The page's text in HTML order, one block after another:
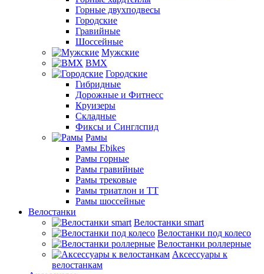
Горные двухподвесы
Городские
Гравийные
Шоссейные
Мужские
BMX
Городские
Гибридные
Дорожные и Фитнесс
Круизеры
Складные
Фиксы и Синглспид
Рамы
Рамы Ebikes
Рамы горные
Рамы гравийные
Рамы трековые
Рамы триатлон и ТТ
Рамы шоссейные
Велостанки
Велостанки smart
Велостанки под колесо
Велостанки роллерные
Аксессуары к
велостанкам